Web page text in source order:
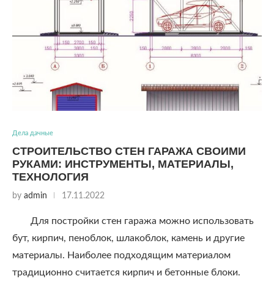
Дела дачные
СТРОИТЕЛЬСТВО СТЕН ГАРАЖА СВОИМИ
РУКАМИ: ИНСТРУМЕНТЫ, МАТЕРИАЛЫ,
ТЕХНОЛОГИЯ
by admin 17.11.2022
Для постройки стен гаража можно использовать
бут, кирпич, пеноблок, шлакоблок, камень и другие
материалы. Наиболее подходящим материалом
традиционно считается кирпич и бетонные блоки.